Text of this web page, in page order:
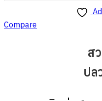
Compare
ส
ปล